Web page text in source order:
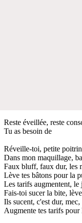
Reste éveillée, reste
Tu as besoin de
Réveille-toi, petite
Dans mon maquillage,
Faux bluff, faux dur, les
Lève tes bâtons pour la
Les tarifs augmentent, le
Fais-toi sucer la bite,
Ils sucent, c'est dur, mec,
Augmente tes tarifs pour